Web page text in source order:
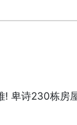
! 卑诗230栋房